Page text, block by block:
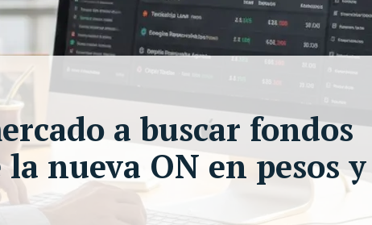
a buscar fondos
nueva ON en pesos y